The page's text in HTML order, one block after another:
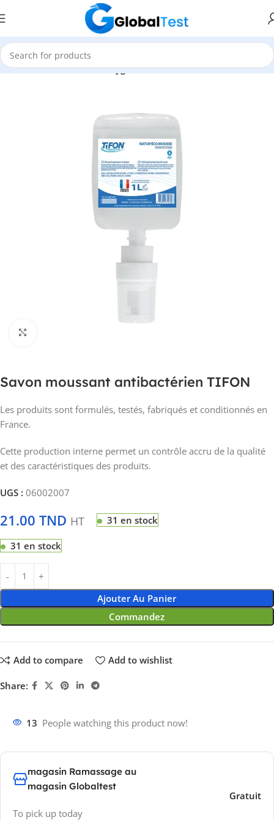
Accueil Désinfection et Hygiène
Savon moussant antibactérien TIFON
Les produits sont formulés, testés, fabriqués et conditionnés en
France.
Cette production interne permet un contrôle accru de la qualité
et des caractéristiques des produits.
UGS : 06002007
21.00 TND HT 31 en stock
31 en stock
Ajouter Au Panier
Commandez
Add to compare Add to wishlist
Share:
13 People watching this product now!
magasin Ramassage au
magasin Globaltest
To pick up today
Gratuit